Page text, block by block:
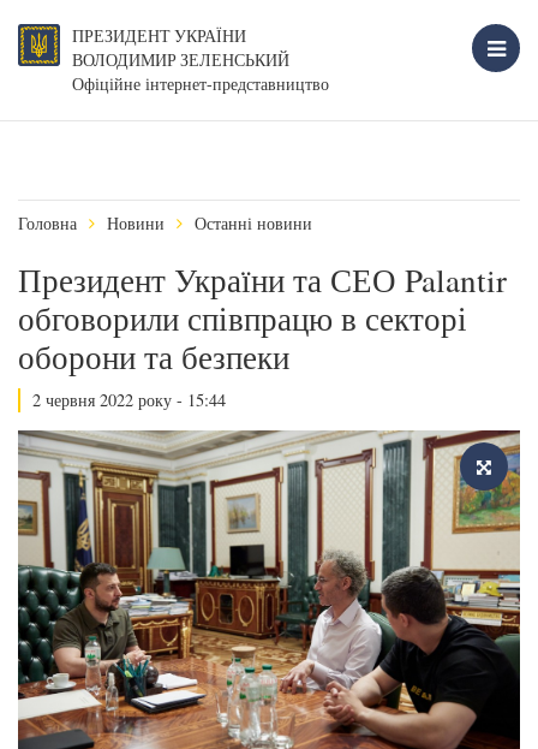
ПРЕЗИДЕНТ УКРАЇНИ
ВОЛОДИМИР ЗЕЛЕНСЬКИЙ
Офіційне інтернет-представництво
Головна Новини Останні новини
Президент України та СЕО Palantir
обговорили співпрацю в секторі
оборони та безпеки
2 червня 2022 року - 15:44